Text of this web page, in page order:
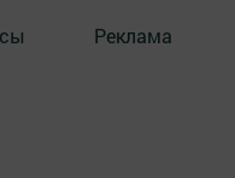
Реклама